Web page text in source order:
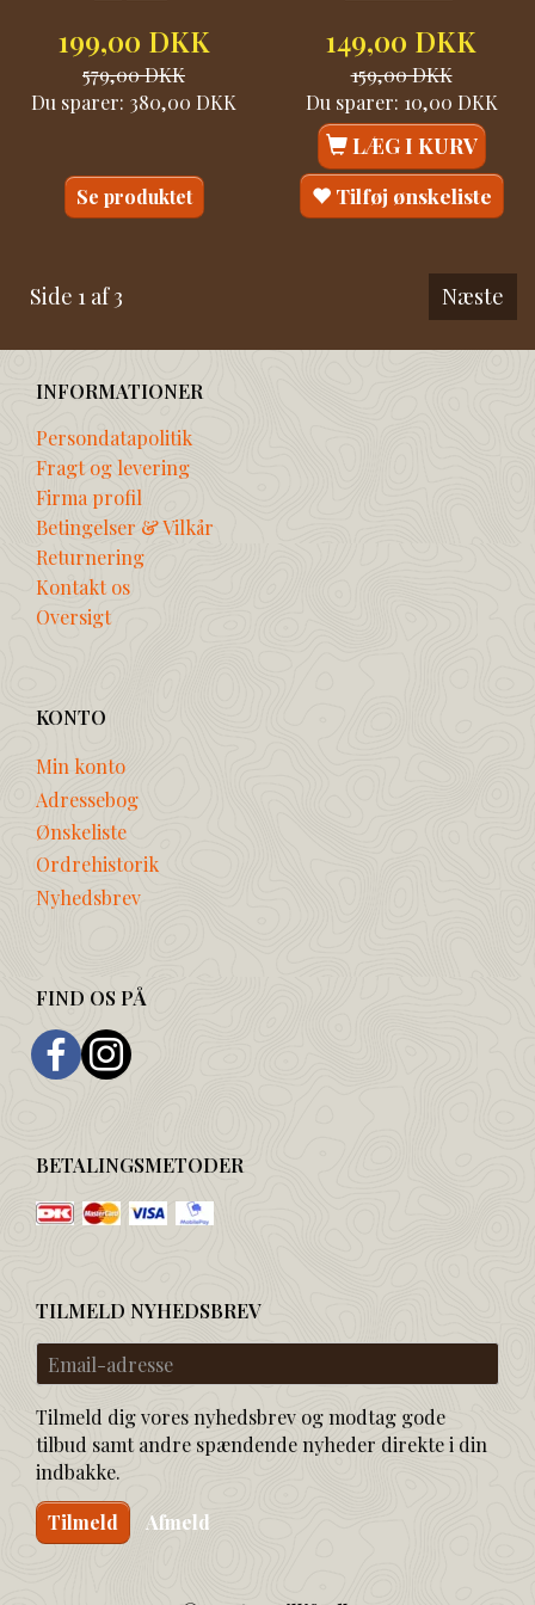
199,00 DKK
579,00 DKK
Du sparer: 380,00 DKK
Se produktet
149,00 DKK
159,00 DKK
Du sparer: 10,00 DKK
LÆG I KURV
Tilføj ønskeliste
Side 1 af 3 Næste
INFORMATIONER
Persondatapolitik
Fragt og levering
Firma profil
Betingelser & Vilkår
Returnering
Kontakt os
Oversigt
KONTO
Min konto
Adressebog
Ønskeliste
Ordrehistorik
Nyhedsbrev
FIND OS PÅ
BETALINGSMETODER
TILMELD NYHEDSBREV
Email-
adresse
Tilmeld dig vores nyhedsbrev og modtag gode
tilbud samt andre spændende nyheder direkte i din
indbakke.
Tilmeld Afmeld